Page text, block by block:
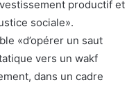
productif et
sociale».
«d’opérer un saut
vers un wakf
dans un cadre